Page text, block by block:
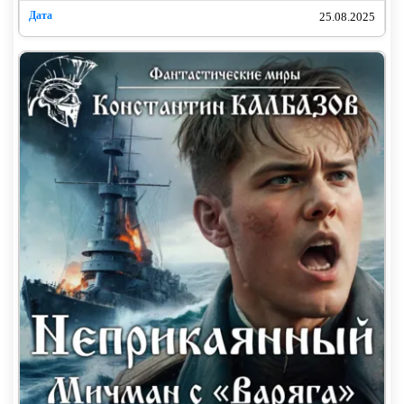
тракторов уже подняли порядка сотни тысяч десятин
будет только расти. Сейчас идут изыскания, а в
недалёком будущем планируем начать мелиорацию.
Какие-то площади уже отвоевали у леса и уже начали
корчевание пней.
Кроме этого, построили завод удобрений и
комбикормов. Не скажу, что крестьяне сразу
прониклись необходимостью их использования, но
разъяснительная работа всё же сделала своё дело. Ну
и радует такой момент, как отсутствие колорадского
жука. Урожайность картофеля в этих краях такая, что
мне остаётся лишь головой качать. Реально вторым
хлебом получается…
– Олег Николаевич, доклад с патрульного
самолёта, – подбежал ко мне Ерофей.
25.08.2025